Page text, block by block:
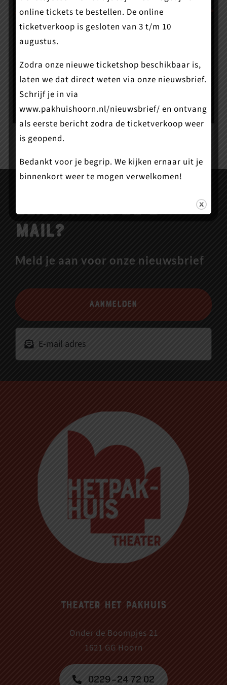
Wil je de zaal regelmatig huren voor
bijvoorbeeld repetities? Of wil je vaker bij ons
huisgezelschappen!
Meer informatie
blijven via de e-
mail?
Meld je aan voor onze nieuwsbrief
Aanmelden
Theater Het Pakhuis
Onder de Boompjes 21
1621 GG Hoorn
0229 – 24 72 02
online tickets te bestellen. De online
ticketverkoop is gesloten van 3 t/m 10
augustus.
Zodra onze nieuwe ticketshop beschikbaar is,
laten we dat direct weten via onze nieuwsbrief.
Schrijf je in via
www.pakhuishoorn.nl/nieuwsbrief/ en ontvang
als eerste bericht zodra de ticketverkoop weer
is geopend.
Bedankt voor je begrip. We kijken ernaar uit je
binnenkort weer te mogen verwelkomen!